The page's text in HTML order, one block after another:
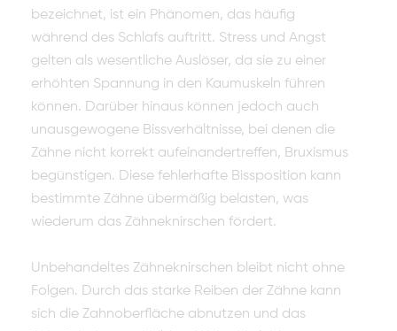
bezeichnet, ist ein Phänomen, das häufig
während des Schlafs auftritt. Stress und Angst
gelten als wesentliche Auslöser, da sie zu einer
erhöhten Spannung in den Kaumuskeln führen
können. Darüber hinaus können jedoch auch
unausgewogene Bissverhältnisse, bei denen die
Zähne nicht korrekt aufeinandertreffen, Bruxismus
begünstigen. Diese fehlerhafte Bissposition kann
bestimmte Zähne übermäßig belasten, was
wiederum das Zähneknirschen fördert.
Unbehandeltes Zähneknirschen bleibt nicht ohne
Folgen. Durch das starke Reiben der Zähne kann
sich die Zahnoberfläche abnutzen und das